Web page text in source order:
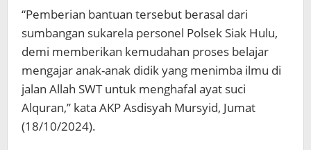
“Pemberian bantuan tersebut berasal dari
sumbangan sukarela personel Polsek Siak Hulu,
demi memberikan kemudahan proses belajar
mengajar anak-anak didik yang menimba ilmu di
jalan Allah SWT untuk menghafal ayat suci
Alquran,’’ kata AKP Asdisyah Mursyid, Jumat
(18/10/2024).